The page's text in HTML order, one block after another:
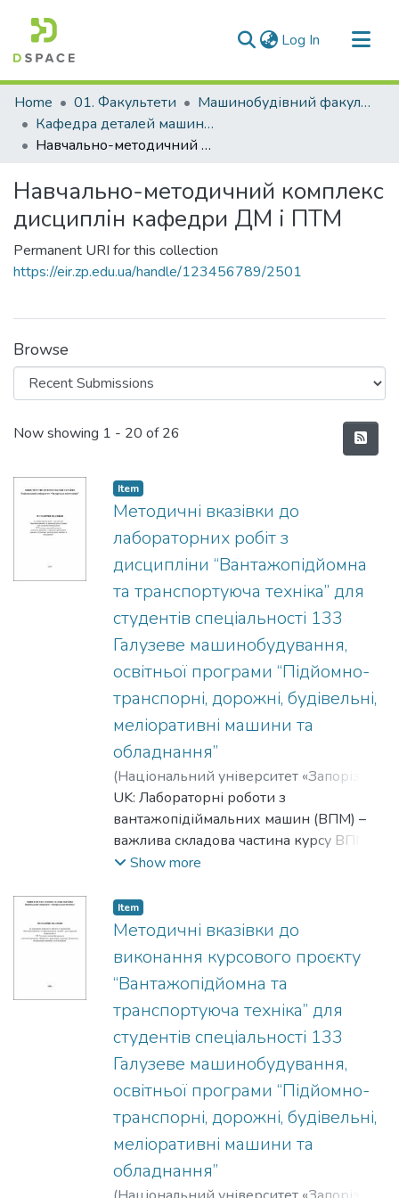
Log In (current)
Communities & Collections
All of DSpace
Statistics
Home 01. Факультети
Машинобудівний факультет
Кафедра деталей машин і підйомно-транспортних механізмів (Кафедра ДМ і ПТМ)
Навчально-методичний комплекс дисциплін кафедри ДМ і ПТМ
Навчально-методичний комплекс
дисциплін кафедри ДМ і ПТМ
Permanent URI for this collection
https://eir.zp.edu.ua/handle/123456789/2501
Browse
Recent Submissions
Now showing 1 - 20 of 26
Item
Методичні вказівки до
лабораторних робіт з
дисципліни “Вантажопідйомна
та транспортуюча техніка” для
студентів спеціальності 133
Галузеве машинобудування,
освітньої програми “Підйомно-
транспорні, дорожні, будівельні,
меліоративні машини та
обладнання”
(Національний університет «Запорізька
політехніка»,2024)Фролов, Роман
Олександрович;Frolov, Roman ;
Сидоренко, Михайло Володимирович
Sydorenko, Mykhailo
UK: Лабораторні роботи з
вантажопідіймальних машин (ВПМ) –
важлива складова частина курсу ВПМ.
Вони доповнюють і поглиблюють
вивченні лекційного курсу. Виконуючи
лабораторні роботи, студент
механізмами, їхніми експлуатаційними
параметрами, а також з лабораторними
стендами, що сприяє закріпленню
досліджуваного матеріалу і його
використанню в курсових проектах по
спеціальних дисциплінах кафедри, а
також розвитку творчого мислення і
дослідницьких схильностей. При
виконанні лабораторних робіт потрібно
суворо виконувати вимоги інструкцій з
техніки безпеки, приступати до роботи
Show more
Item
Методичні вказівки до
виконання курсового проєкту
“Вантажопідйомна та
транспортуюча техніка” для
студентів спеціальності 133
Галузеве машинобудування,
освітньої програми “Підйомно-
транспорні, дорожні, будівельні,
меліоративні машини та
обладнання”